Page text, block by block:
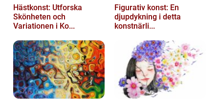
Hästkonst: Utforska
Skönheten och
Variationen i Ko...
Figurativ konst: En
djupdykning i detta
konstnärli...